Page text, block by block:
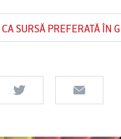
CA SURSĂ PREFERATĂ ÎN